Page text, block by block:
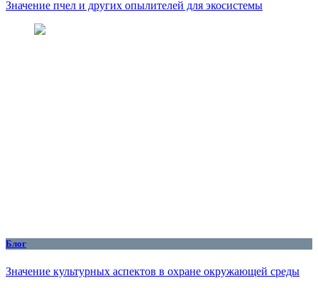
Значение пчел и других опылителей для экосистемы
Блог
Значение культурных аспектов в охране окружающей среды